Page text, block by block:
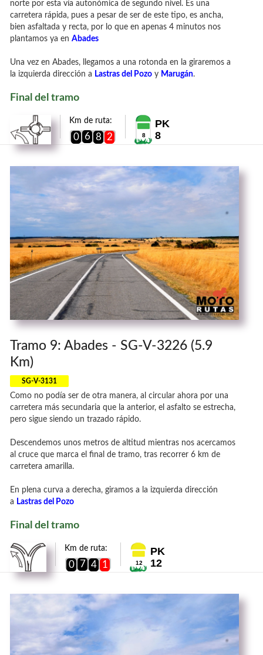
norte por esta vía autonómica de segundo nivel. Es una
carretera rápida, pues a pesar de ser de este tipo, es ancha,
bien asfaltada y recta, por lo que en apenas 4 minutos nos
plantamos ya en Abades
Una vez en Abades, llegamos a una rotonda en la giraremos a
la izquierda dirección a Lastras del Pozo y Marugán.
Final del tramo
Km de ruta:
0 6 8 2 8
PK
8
Tramo 9: Abades - SG-V-3226 (5.9
Km)
SG-V-3131
Como no podía ser de otra manera, al circular ahora por una
carretera más secundaria que la anterior, el asfalto se estrecha,
pero sigue siendo un trazado rápido.
Descendemos unos metros de altitud mientras nos acercamos
al cruce que marca el final de tramo, tras recorrer 6 km de
carretera amarilla.
En plena curva a derecha, giramos a la izquierda dirección
a Lastras del Pozo
Final del tramo
Km de ruta:
0 7 4 1 12
PK
12